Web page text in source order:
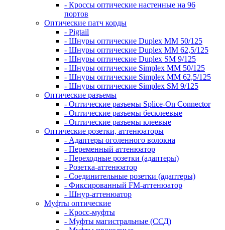
- Кроссы оптические настенные на 96
портов
Оптические патч корды
- Pigtail
- Шнуры оптические Duplex MM 50/125
- Шнуры оптические Duplex MM 62,5/125
- Шнуры оптические Duplex SM 9/125
- Шнуры оптические Simplex MM 50/125
- Шнуры оптические Simplex MM 62,5/125
- Шнуры оптические Simplex SM 9/125
Оптические разъемы
- Оптические разъемы Splice-On Connector
- Оптические разъемы бесклеевые
- Оптические разъемы клеевые
Оптические розетки, аттенюаторы
- Адаптеры оголенного волокна
- Переменный аттенюатор
- Переходные розетки (адаптеры)
- Розетка-аттенюатор
- Соединительные розетки (адаптеры)
- Фиксированный FM-аттенюатор
- Шнур-аттенюатор
Муфты оптические
- Кросс-муфты
- Муфты магистральные (ССД)